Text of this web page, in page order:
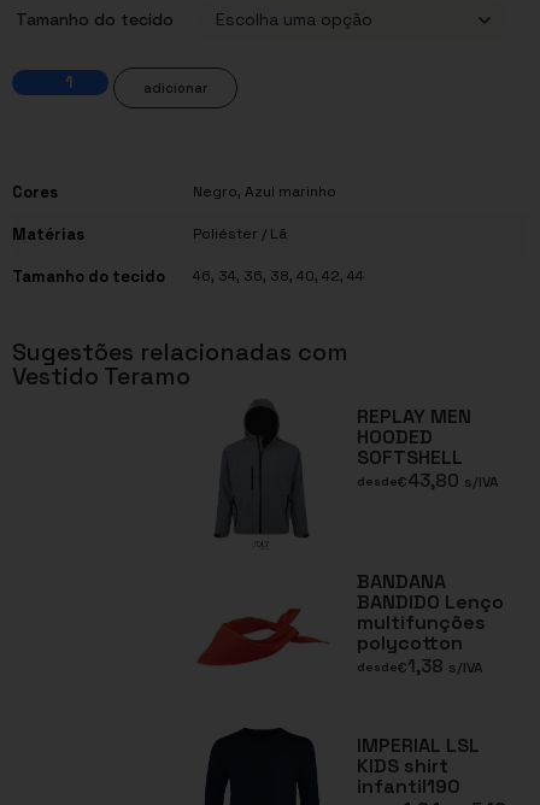
Tamanho do tecido
adicionar
Cores Negro, Azul marinho
Matérias Poliéster / Lã
Tamanho do tecido 46, 34, 36, 38, 40, 42, 44
Sugestões relacionadas com
Vestido Teramo
REPLAY MEN
HOODED
SOFTSHELL
desde€43,80 s/IVA
BANDANA
BANDIDO Lenço
multifunções
polycotton
desde€1,38 s/IVA
IMPERIAL LSL
KIDS shirt
infantil190